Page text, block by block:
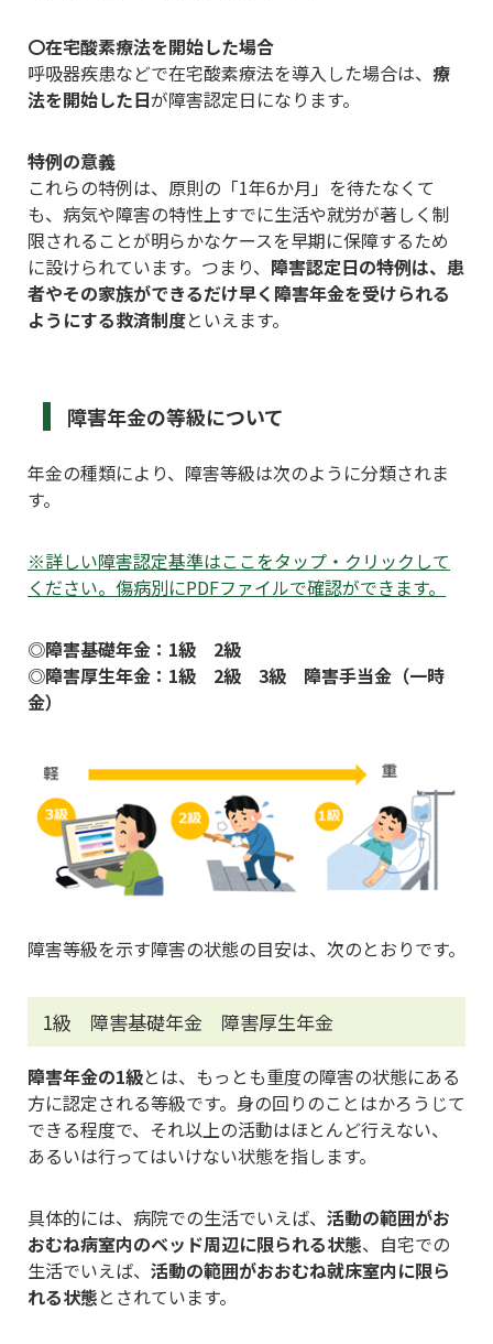
〇在宅酸素療法を開始した場合
呼吸器疾患などで在宅酸素療法を導入した場合は、 療
法を開始した日が障害認定日になります。
特例の意義
これらの特例は、原則の「1年6か月」を待たなくて
も、病気や障害の特性上すでに生活や就労が著しく制
限されることが明らかなケースを早期に保障するため
に設けられています。つまり、 障害認定日の特例は、患
者やその家族ができるだけ早く障害年金を受けられる
ようにする救済制度といえます。
障害年金の等級について
年金の種類により、障害等級は次のように分類されま
す。
※詳しい障害認定基準はここをタップ・クリックして
ください。傷病別にPDFファイルで確認ができます。
◎障害基礎年金：1級 2級
◎障害厚生年金：1級 2級 3級 障害手当金（一時
金）
障害等級を示す障害の状態の目安は、次のとおりです。
1級 障害基礎年金 障害厚生年金
障害年金の1級とは、もっとも重度の障害の状態にある
方に認定される等級です。身の回りのことはかろうじて
できる程度で、それ以上の活動はほとんど行えない、
あるいは行ってはいけない状態を指します。
具体的には、病院での生活でいえば、 活動の範囲がお
おむね病室内のベッド周辺に限られる状態、自宅での
生活でいえば、 活動の範囲がおおむね就床室内に限ら
れる状態とされています。